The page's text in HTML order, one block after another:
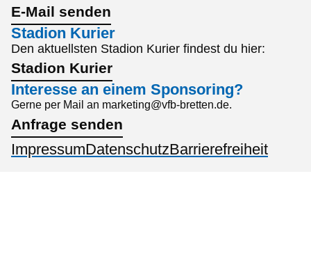
E-Mail senden
Stadion Kurier
Den aktuellsten Stadion Kurier findest du hier:
Stadion Kurier
Interesse an einem Sponsoring?
Gerne per Mail an marketing@vfb-bretten.de.
Anfrage senden
ImpressumDatenschutzBarrierefreiheit